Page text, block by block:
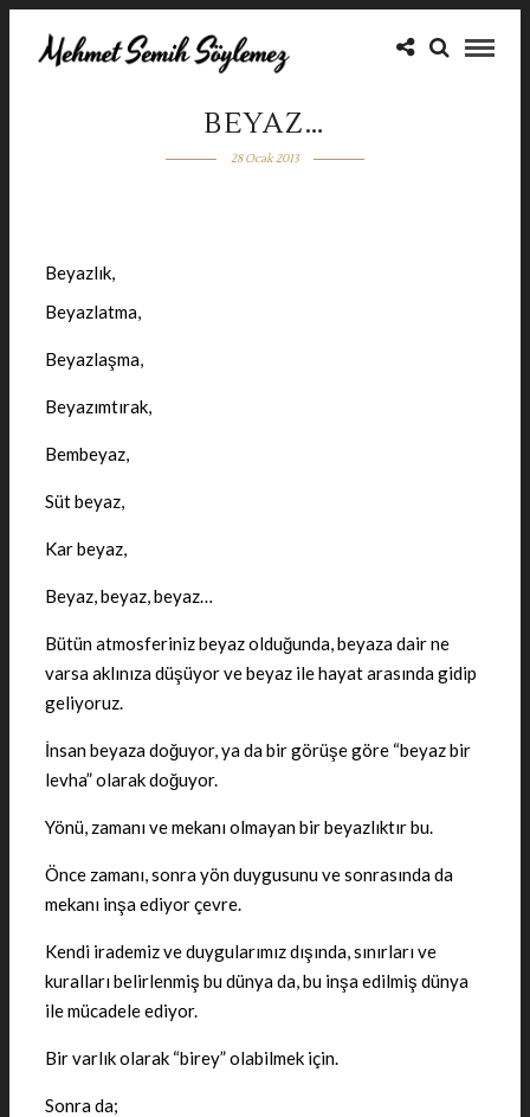
BEYAZ…
28 Ocak 2013
Beyazlık,
Beyazlatma,
Beyazlaşma,
Beyazımtırak,
Bembeyaz,
Süt beyaz,
Kar beyaz,
Beyaz, beyaz, beyaz…
Bütün atmosferiniz beyaz olduğunda, beyaza dair ne
varsa aklınıza düşüyor ve beyaz ile hayat arasında gidip
geliyoruz.
İnsan beyaza doğuyor, ya da bir görüşe göre “beyaz bir
levha” olarak doğuyor.
Yönü, zamanı ve mekanı olmayan bir beyazlıktır bu.
Önce zamanı, sonra yön duygusunu ve sonrasında da
mekanı inşa ediyor çevre.
Kendi irademiz ve duygularımız dışında, sınırları ve
kuralları belirlenmiş bu dünya da, bu inşa edilmiş dünya
ile mücadele ediyor.
Bir varlık olarak “birey” olabilmek için.
Sonra da;